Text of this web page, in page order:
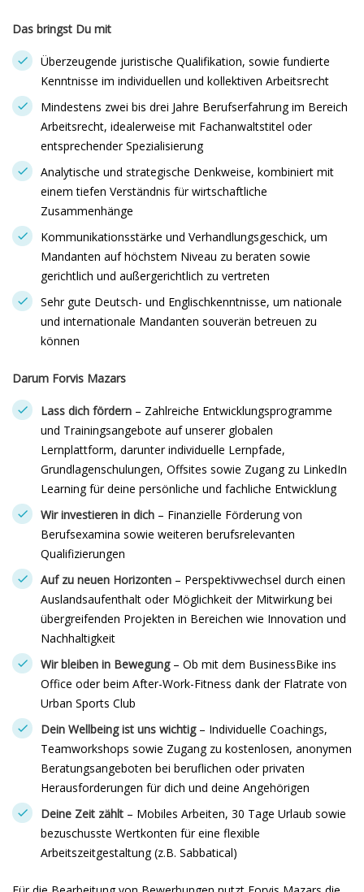
Das bringst Du mit
Überzeugende juristische Qualifikation, sowie fundierte
Kenntnisse im individuellen und kollektiven Arbeitsrecht
Mindestens zwei bis drei Jahre Berufserfahrung im Bereich
Arbeitsrecht, idealerweise mit Fachanwaltstitel oder
entsprechender Spezialisierung
Analytische und strategische Denkweise, kombiniert mit
einem tiefen Verständnis für wirtschaftliche
Zusammenhänge
Kommunikationsstärke und Verhandlungsgeschick, um
Mandanten auf höchstem Niveau zu beraten sowie
gerichtlich und außergerichtlich zu vertreten
Sehr gute Deutsch- und Englischkenntnisse, um nationale
und internationale Mandanten souverän betreuen zu
können
Darum Forvis Mazars
Lass dich fördern – Zahlreiche Entwicklungsprogramme
und Trainingsangebote auf unserer globalen
Lernplattform, darunter individuelle Lernpfade,
Grundlagenschulungen, Offsites sowie Zugang zu LinkedIn
Learning für deine persönliche und fachliche Entwicklung
Wir investieren in dich – Finanzielle Förderung von
Berufsexamina sowie weiteren berufsrelevanten
Qualifizierungen
Auf zu neuen Horizonten – Perspektivwechsel durch einen
Auslandsaufenthalt oder Möglichkeit der Mitwirkung bei
übergreifenden Projekten in Bereichen wie Innovation und
Nachhaltigkeit
Wir bleiben in Bewegung– Ob mit dem BusinessBike ins
Office oder beim After-Work-Fitness dank der Flatrate von
Urban Sports Club
Dein Wellbeing ist uns wichtig – Individuelle Coachings,
Teamworkshops sowie Zugang zu kostenlosen, anonymen
Beratungsangeboten bei beruflichen oder privaten
Herausforderungen für dich und deine Angehörigen
Deine Zeit zählt – Mobiles Arbeiten, 30 Tage Urlaub sowie
bezuschusste Wertkonten für eine flexible
Arbeitszeitgestaltung (z.B. Sabbatical)